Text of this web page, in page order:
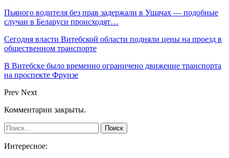
Пьяного водителя без прав задержали в Ушачах — подобные
случаи в Беларуси происходят…
Сегодня власти Витебской области подняли цены на проезд в
общественном транспорте
В Витебске было временно ограничено движение транспорта
на проспекте Фрунзе
Prev Next
Комментарии закрыты.
Интересное: